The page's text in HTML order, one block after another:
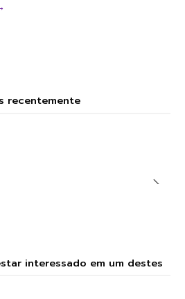
recentemente
interessado em um destes